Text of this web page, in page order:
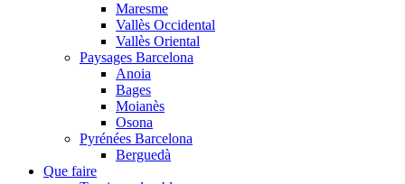
Maresme
Vallès Occidental
Vallès Oriental
Paysages Barcelona
Anoia
Bages
Moianès
Osona
Pyrénées Barcelona
Berguedà
Que faire